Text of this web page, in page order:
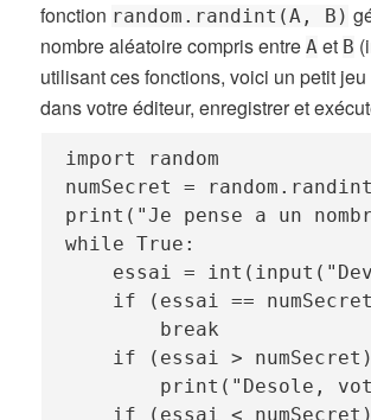
fonction random.randint(A, B)
nombre aléatoire compris entreA et B
utilisant ces fonctions, voici un petit
dans votre éditeur, enregistrer et
import random
numSecret =
print("Je pense a un
while True:
essai =
if (essai ==
        break
if (essai >
print("Desole,
if (essai <